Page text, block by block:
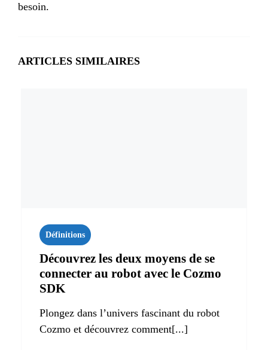
besoin.
ARTICLES SIMILAIRES
Définitions
Découvrez les deux moyens de se
connecter au robot avec le Cozmo
SDK
Plongez dans l’univers fascinant du robot
Cozmo et découvrez comment[...]